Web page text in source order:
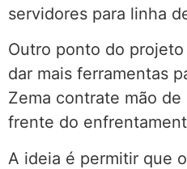
servidores para linha
Outro ponto do
dar mais ferramentas
Zema contrate mão
frente do
A ideia é permitir que